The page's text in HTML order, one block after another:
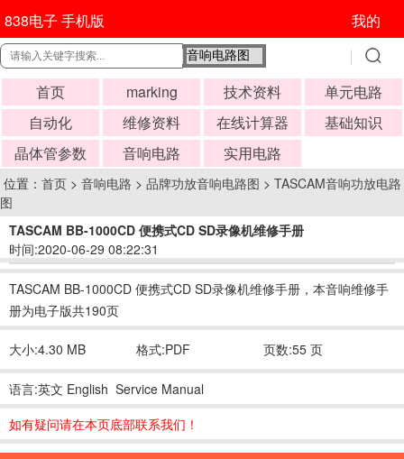
838电子 手机版 我的
首页 marking 技术资料
单元电路
自动化
维修资料 在线计算器
基础知识
晶体管参数
音响电路 实用电路
位置： 首页 > 音响电路 > 品牌功放音响电路图 > TASCAM音响功放电路
图
TASCAM BB-1000CD 便携式CD SD录像机维修手册
时间:2020-06-29 08:22:31
TASCAM BB-1000CD 便携式CD SD录像机维修手册，本音响维修手
册为电子版共190页
大小:4.30 MB 格式:PDF 页数:55 页
语言:英文 English Service Manual
如有疑问请在本页底部联系我们！